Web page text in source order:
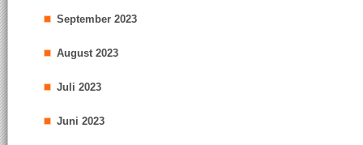
September 2023
August 2023
Juli 2023
Juni 2023